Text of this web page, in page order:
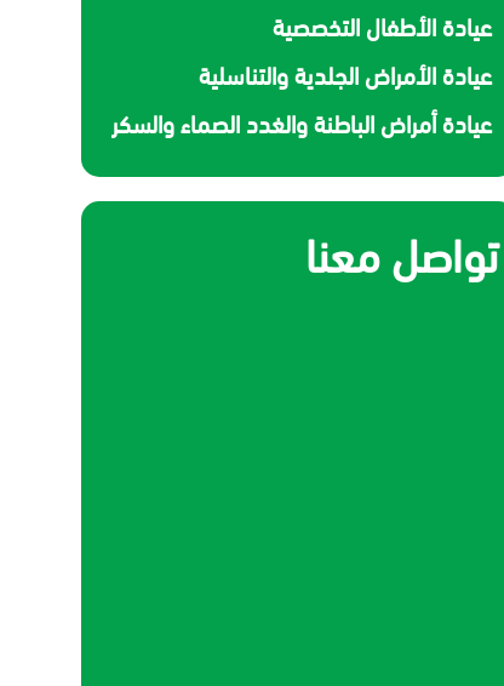
عيادة الأطفال التخصصية
عيادة الأمراض الجلدية والتناسلية
عيادة أمراض الباطنة والغدد الصماء والسكر
تواصل معنا